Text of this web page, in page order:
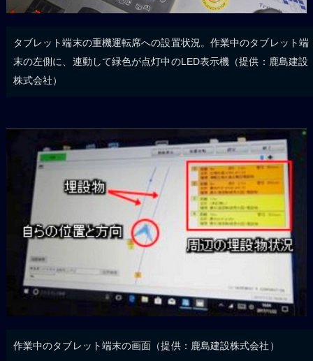
タブレット端末の重機運転席への設置状況。作業中のタブレット端
末の左側に、連動して緑色が点灯中のLED表示機（提供：鹿島建設
株式会社）
作業中のタブレット端末の画面（提供：鹿島建設株式会社）